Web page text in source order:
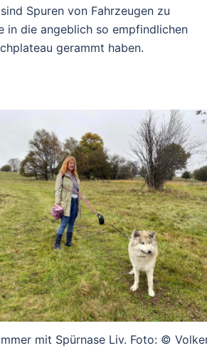
Spuren von Fahrzeugen zu
in die angeblich so empfindlichen
gerammt haben.
mit Spürnase Liv. Foto: ©